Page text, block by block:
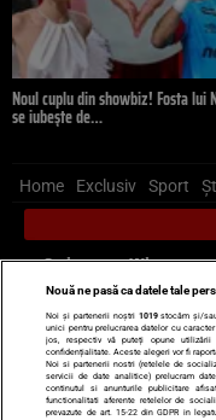
Noul cuplu din showbiz! Fosta lui
se iubește de…
Home Exclusiv Sport
Scrie-ne pe Whatsapp,
Știri
Ultimele stiri
Diete
Nouă ne pasă ca datele tale
Noi și partenerii noștri 1019stocăm și/
unici pentru prelucrarea datelor cu
jos, respectiv vă puteți opune
confidențialitate. Aceste alegeri vor fi
Noi si partenerii nostri (retelele de
servicii de date analitice) prelucram
continutul si anunturile publicitare
functionalitati aferente retelelor de
prevazute de art. 15-22 din GDPR in